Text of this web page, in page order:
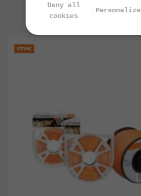
Deny all
cookies
Personalize